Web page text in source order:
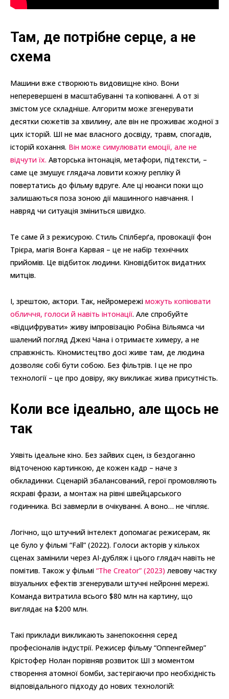
Там, де потрібне серце, а не
схема
Машини вже створюють видовищне кіно. Вони
неперевершені в масштабуванні та копіюванні. А от зі
змістом усе складніше. Алгоритм може згенерувати
десятки сюжетів за хвилину, але він не проживає жодної з
цих історій. ШІ не має власного досвіду, травм, спогадів,
історій кохання. Він може симулювати емоції, але не
відчути їх. Авторська інтонація, метафори, підтексти, –
саме це змушує глядача ловити кожну репліку й
повертатись до фільму вдруге. Але ці нюанси поки що
залишаються поза зоною дії машинного навчання. І
навряд чи ситуація зміниться швидко.
Те саме й з режисурою. Стиль Спілберґа, провокації фон
Трієра, магія Вонга Карвая – це не набір технічних
прийомів. Це відбиток людини. Кіновідбиток видатних
митців.
І, зрештою, актори. Так, нейромережі можуть копіювати
обличчя, голоси й навіть інтонації. Але спробуйте
«відцифрувати» живу імпровізацію Робіна Вільямса чи
шалений погляд Джекі Чана і отримаєте химеру, а не
справжність. Кіномистецтво досі живе там, де людина
дозволяє собі бути собою. Без фільтрів. І це не про
технології – це про довіру, яку викликає жива присутність.
Коли все ідеально, але щось не
так
Уявіть ідеальне кіно. Без зайвих сцен, із бездоганно
відточеною картинкою, де кожен кадр – наче з
обкладинки. Сценарій збалансований, герої промовляють
яскраві фрази, а монтаж на рівні швейцарського
годинника. Всі завмерли в очікуванні. А воно… не чіпляє.
Логічно, що штучний інтелект допомагає режисерам, як
це було у фільмі “Fall” (2022). Голоси акторів у кількох
сценах замінили через AI-дубляж і цього глядач навіть не
помітив. Також у фільмі “The Creator” (2023) левову частку
візуальних ефектів згенерували штучні нейронні мережі.
Команда витратила всього $80 млн на картину, що
виглядає на $200 млн.
Такі приклади викликають занепокоєння серед
професіоналів індустрії. Режисер фільму “Оппенгеймер”
Крістофер Нолан порівняв розвиток ШІ з моментом
створення атомної бомби, застерігаючи про необхідність
відповідального підходу до нових технологій: